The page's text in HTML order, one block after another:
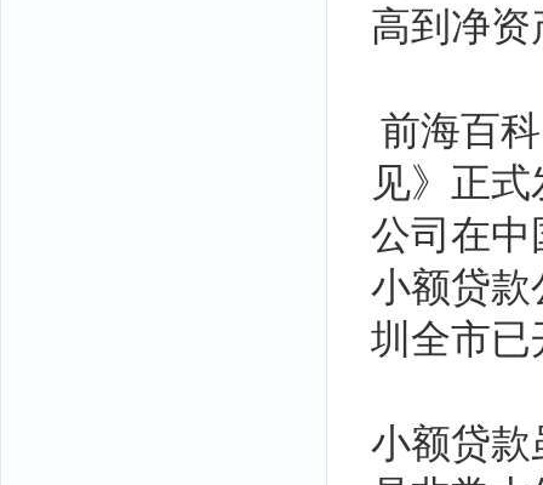
高到净资
前海百
见》正
公司在中
小额贷款
圳全市已
小额贷款